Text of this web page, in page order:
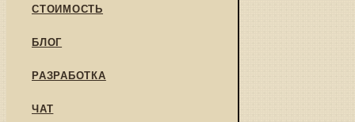
СТОИМОСТЬ
БЛОГ
РАЗРАБОТКА
ЧАТ